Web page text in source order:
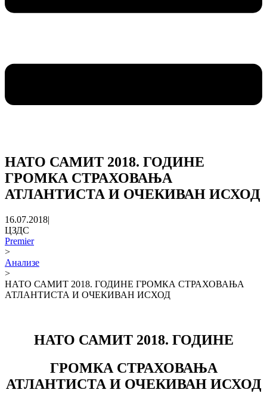
НАТО САМИТ 2018. ГОДИНЕ
ГРОМКА СТРАХОВАЊА
АТЛАНТИСТА И ОЧЕКИВАН ИСХОД
16.07.2018|
ЦЗДС
Premier
>
Анализе
>
НАТО САМИТ 2018. ГОДИНЕ ГРОМКА СТРАХОВАЊА
АТЛАНТИСТА И ОЧЕКИВАН ИСХОД
НАТО САМИТ 2018. ГОДИНЕ
ГРОМКА СТРАХОВАЊА
АТЛАНТИСТА И ОЧЕКИВАН ИСХОД